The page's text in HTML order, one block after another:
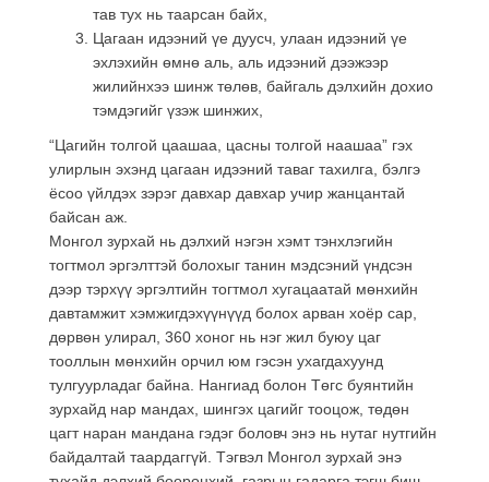
тав тух нь таарсан байх,
Цагаан идээний үе дуусч, улаан идээний үе
эхлэхийн өмнө аль, аль идээний дээжээр
жилийнхээ шинж төлөв, байгаль дэлхийн дохио
тэмдэгийг үзэж шинжих,
“Цагийн толгой цаашаа, цасны толгой наашаа” гэх
улирлын эхэнд цагаан идээний таваг тахилга, бэлгэ
ёсоо үйлдэх зэрэг давхар давхар учир жанцантай
байсан аж.
Монгол зурхай нь дэлхий нэгэн хэмт тэнхлэгийн
тогтмол эргэлттэй болохыг танин мэдсэний үндсэн
дээр тэрхүү эргэлтийн тогтмол хугацаатай мөнхийн
давтамжит хэмжигдэхүүнүүд болох арван хоёр сар,
дөрвөн улирал, 360 хоног нь нэг жил буюу цаг
тооллын мөнхийн орчил юм гэсэн ухагдахуунд
тулгуурладаг байна. Нангиад болон Төгс буянтийн
зурхайд нар мандах, шингэх цагийг тооцож, төдөн
цагт наран мандана гэдэг боловч энэ нь нутаг нутгийн
байдалтай таардаггүй. Тэгвэл Монгол зурхай энэ